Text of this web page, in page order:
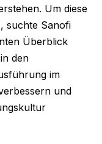
Um diese
suchte Sanofi
Überblick
den
im
und